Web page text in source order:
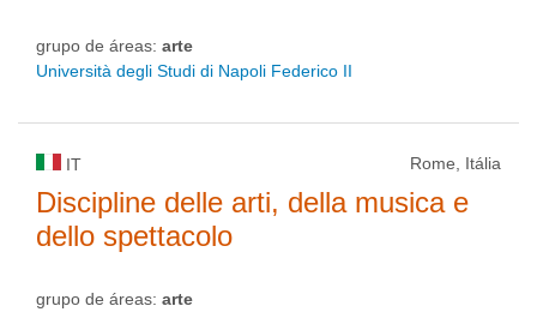
grupo de áreas: arte
Università degli Studi di Napoli Federico II
IT Rome, Itália
Discipline delle arti, della musica e
dello spettacolo
grupo de áreas: arte